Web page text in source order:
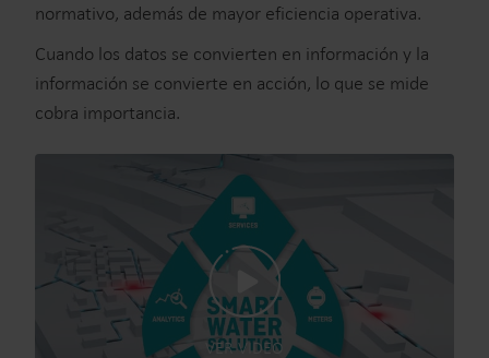
normativo, además de mayor eficiencia operativa.
Cuando los datos se convierten en información y la
información se convierte en acción, lo que se mide
cobra importancia.
VER VIDEO